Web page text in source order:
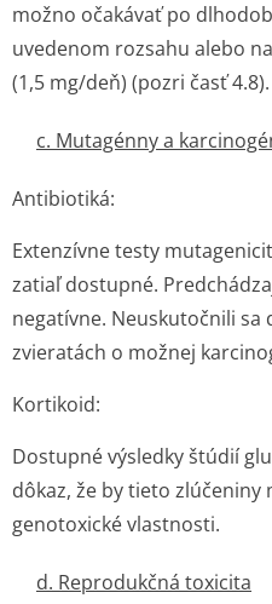
možno očakávať po
uvedenom rozsahu alebo
(1,5 mg/deň) (pozri časť 4.8).
c. Mutagénny a
Antibiotiká:
Extenzívne testy
zatiaľ dostupné.
negatívne. Neuskutočnili sa
zvieratách o možnej
Kortikoid:
Dostupné výsledky štúdií
dôkaz, že by tieto zlúčeniny
genotoxické vlastnosti.
d. Reprodukčná toxicita